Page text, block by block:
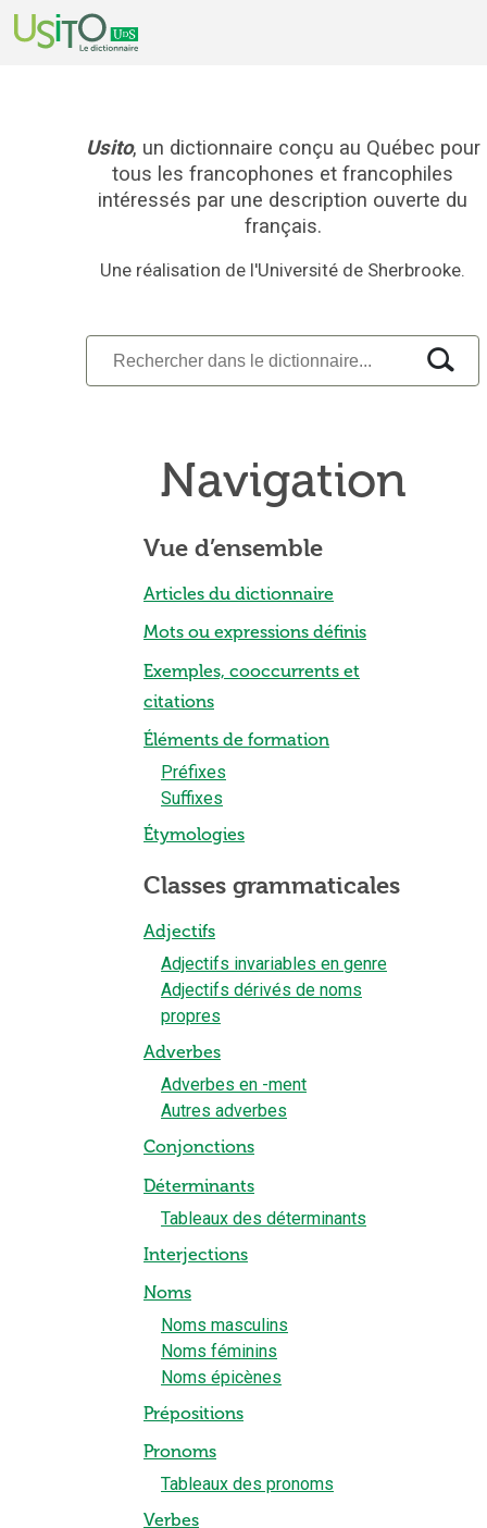
Usito, un dictionnaire conçu au Québec pour
tous les francophones et francophiles
intéressés par une description ouverte du
français.
Une réalisation de l'Université de Sherbrooke.
Navigation
Vue d’ensemble
Articles du dictionnaire
Mots ou expressions définis
Exemples, cooccurrents et
citations
Éléments de formation
Préfixes
Suffixes
Étymologies
Classes grammaticales
Adjectifs
Adjectifs invariables en genre
Adjectifs dérivés de noms
propres
Adverbes
Adverbes en -ment
Autres adverbes
Conjonctions
Déterminants
Tableaux des déterminants
Interjections
Noms
Noms masculins
Noms féminins
Noms épicènes
Prépositions
Pronoms
Tableaux des pronoms
Verbes